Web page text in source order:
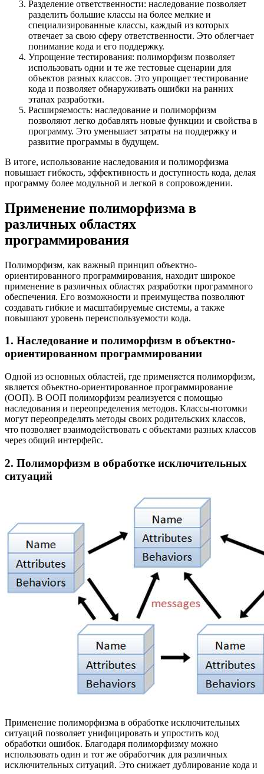
Разделение ответственности: наследование позволяет
разделить большие классы на более мелкие и
специализированные классы, каждый из которых
отвечает за свою сферу ответственности. Это облегчает
понимание кода и его поддержку.
Упрощение тестирования: полиморфизм позволяет
использовать одни и те же тестовые сценарии для
объектов разных классов. Это упрощает тестирование
кода и позволяет обнаруживать ошибки на ранних
этапах разработки.
Расширяемость: наследование и полиморфизм
позволяют легко добавлять новые функции и свойства в
программу. Это уменьшает затраты на поддержку и
развитие программы в будущем.
В итоге, использование наследования и полиморфизма
повышает гибкость, эффективность и доступность кода, делая
программу более модульной и легкой в сопровождении.
Применение полиморфизма в
различных областях
программирования
Полиморфизм, как важный принцип объектно-
ориентированного программирования, находит широкое
применение в различных областях разработки программного
обеспечения. Его возможности и преимущества позволяют
создавать гибкие и масштабируемые системы, а также
повышают уровень переиспользуемости кода.
1. Наследование и полиморфизм в объектно-
ориентированном программировании
Одной из основных областей, где применяется полиморфизм,
является объектно-ориентированное программирование
(ООП). В ООП полиморфизм реализуется с помощью
наследования и переопределения методов. Классы-потомки
могут переопределять методы своих родительских классов,
что позволяет взаимодействовать с объектами разных классов
через общий интерфейс.
2. Полиморфизм в обработке исключительных
ситуаций
Применение полиморфизма в обработке исключительных
ситуаций позволяет унифицировать и упростить код
обработки ошибок. Благодаря полиморфизму можно
использовать один и тот же обработчик для различных
исключительных ситуаций. Это снижает дублирование кода и